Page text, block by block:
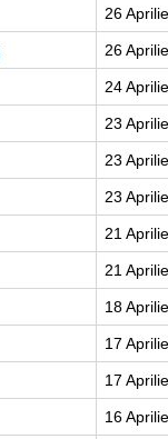
26
26
24
23
23
23
21
21
18
17
17
16